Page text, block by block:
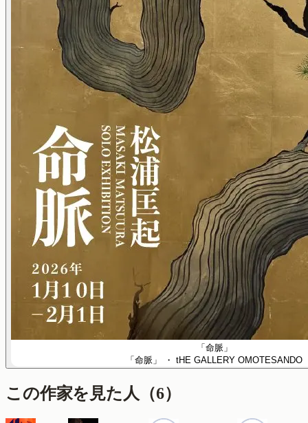
「命脈」
「命脈」
・ tHE GALLERY OMOTESANDO
この作家を見た人 （6）